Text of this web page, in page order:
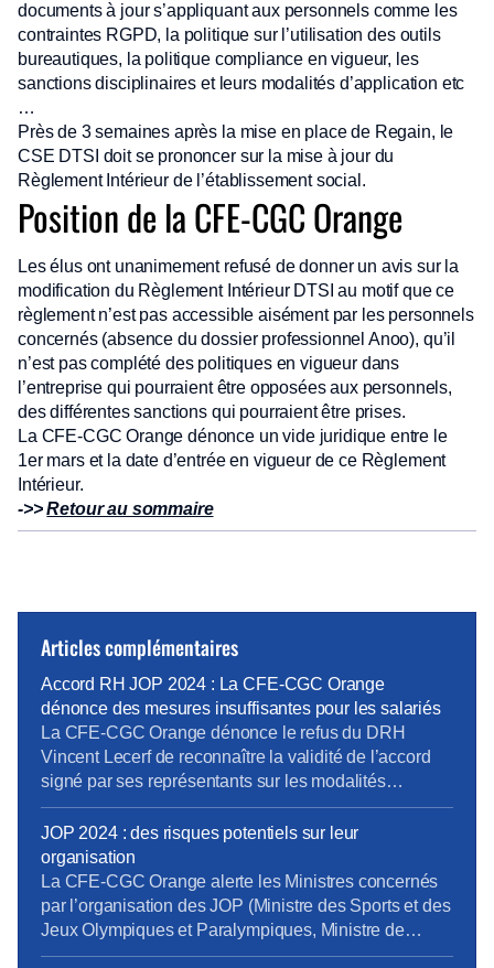
documents à jour s’appliquant aux personnels comme les
contraintes RGPD, la politique sur l’utilisation des outils
bureautiques, la politique compliance en vigueur, les
sanctions disciplinaires et leurs modalités d’application etc
…
Près de 3 semaines après la mise en place de Regain, le
CSE DTSI doit se prononcer sur la mise à jour du
Règlement Intérieur de l’établissement social.
Position de la CFE-CGC Orange
Les élus ont unanimement refusé de donner un avis sur la
modification du Règlement Intérieur DTSI au motif que ce
règlement n’est pas accessible aisément par les personnels
concernés (absence du dossier professionnel Anoo), qu’il
n’est pas complété des politiques en vigueur dans
l’entreprise qui pourraient être opposées aux personnels,
des différentes sanctions qui pourraient être prises.
La CFE-CGC Orange dénonce un vide juridique entre le
1er mars et la date d’entrée en vigueur de ce Règlement
Intérieur.
->> Retour au sommaire
Articles complémentaires
Accord RH JOP 2024 : La CFE-CGC Orange
dénonce des mesures insuffisantes pour les salariés
La CFE-CGC Orange dénonce le refus du DRH
Vincent Lecerf de reconnaître la validité de l’accord
signé par ses représentants sur les modalités
d’accompagnement RH des salariés dans le cadre
des Jeux Olympiques de Paris 2024. Ce refus met en
péril la mise en œuvre de ces mesures et menace le
bon déroulement des Jeux, […]
JOP 2024 : des risques potentiels sur leur
organisation
La CFE-CGC Orange alerte les Ministres concernés
par l’organisation des JOP (Ministre des Sports et des
Jeux Olympiques et Paralympiques, Ministre de
l’Intérieur, Ministre de l’Economie et des Finance) et